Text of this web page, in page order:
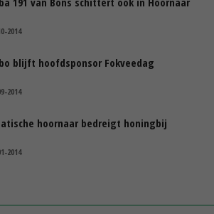
2014
blijft hoofdsponsor Fokveedag
2014
hoornaar bedreigt honingbij
2014